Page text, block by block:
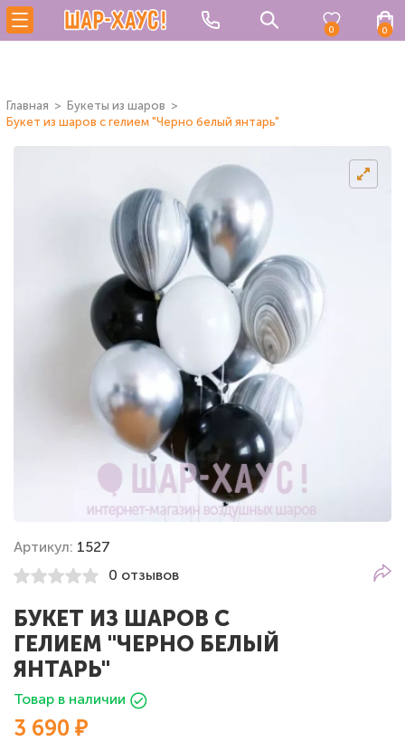
0 0
Главная
Букеты из шаров
Букет из шаров с гелием "Черно белый янтарь"
Артикул: 1527
0 отзывов
БУКЕТ ИЗ ШАРОВ С
ГЕЛИЕМ "ЧЕРНО БЕЛЫЙ
ЯНТАРЬ"
Товар в наличии
3 690 ₽